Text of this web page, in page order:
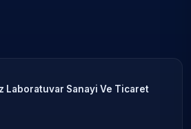
Laboratuvar Sanayi Ve Ticaret